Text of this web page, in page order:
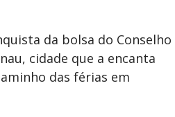
da bolsa do Conselho
cidade que a encanta
das férias em